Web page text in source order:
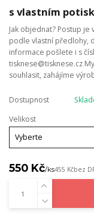
s vlastním
Jak objednat? Postup
podle vlastní předlohy,
informace pošlete i s
tisknese@tisknese.cz
souhlasit, zahájíme
Dostupnost
Velikost
550 Kč/ks455 Kčbez